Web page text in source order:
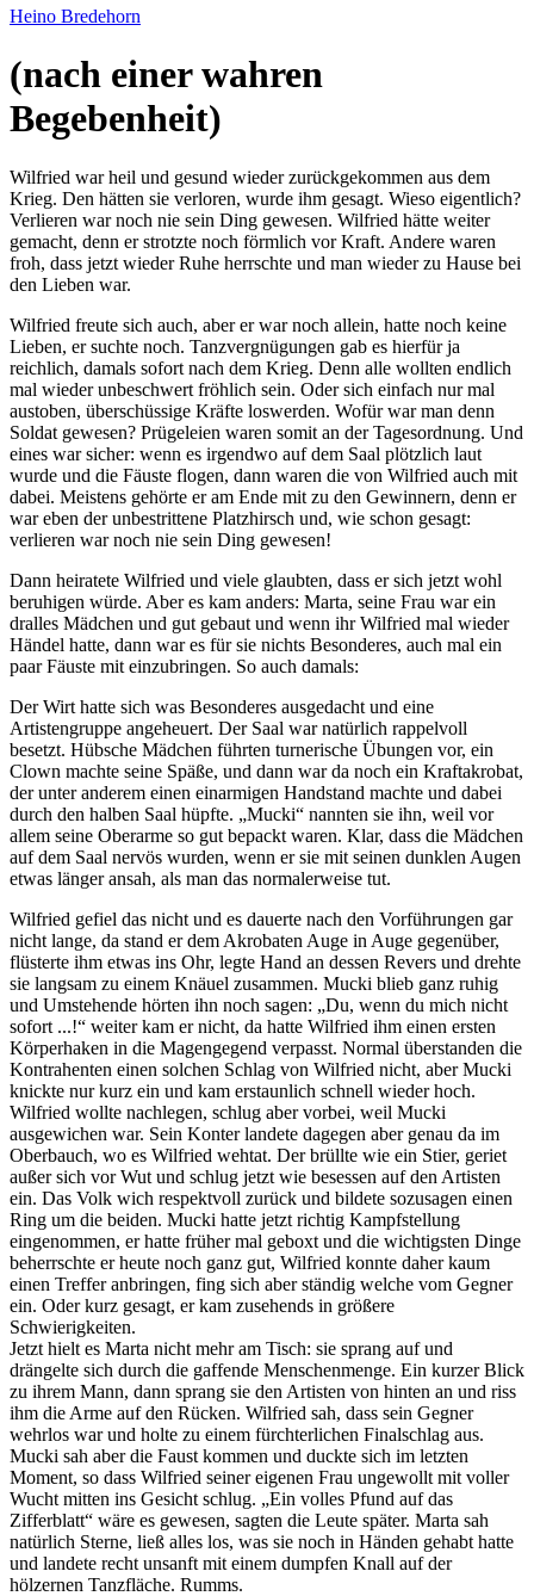
Heino Bredehorn
(nach einer wahren
Begebenheit)
Wilfried war heil und gesund wieder zurückgekommen aus dem
Krieg. Den hätten sie verloren, wurde ihm gesagt. Wieso eigentlich?
Verlieren war noch nie sein Ding gewesen. Wilfried hätte weiter
gemacht, denn er strotzte noch förmlich vor Kraft. Andere waren
froh, dass jetzt wieder Ruhe herrschte und man wieder zu Hause bei
den Lieben war.
Wilfried freute sich auch, aber er war noch allein, hatte noch keine
Lieben, er suchte noch. Tanzvergnügungen gab es hierfür ja
reichlich, damals sofort nach dem Krieg. Denn alle wollten endlich
mal wieder unbeschwert fröhlich sein. Oder sich einfach nur mal
austoben, überschüssige Kräfte loswerden. Wofür war man denn
Soldat gewesen? Prügeleien waren somit an der Tagesordnung. Und
eines war sicher: wenn es irgendwo auf dem Saal plötzlich laut
wurde und die Fäuste flogen, dann waren die von Wilfried auch mit
dabei. Meistens gehörte er am Ende mit zu den Gewinnern, denn er
war eben der unbestrittene Platzhirsch und, wie schon gesagt:
verlieren war noch nie sein Ding gewesen!
Dann heiratete Wilfried und viele glaubten, dass er sich jetzt wohl
beruhigen würde. Aber es kam anders: Marta, seine Frau war ein
dralles Mädchen und gut gebaut und wenn ihr Wilfried mal wieder
Händel hatte, dann war es für sie nichts Besonderes, auch mal ein
paar Fäuste mit einzubringen. So auch damals:
Der Wirt hatte sich was Besonderes ausgedacht und eine
Artistengruppe angeheuert. Der Saal war natürlich rappelvoll
besetzt. Hübsche Mädchen führten turnerische Übungen vor, ein
Clown machte seine Späße, und dann war da noch ein Kraftakrobat,
der unter anderem einen einarmigen Handstand machte und dabei
durch den halben Saal hüpfte.
Mucki
nannten sie ihn, weil vor
allem seine Oberarme so gut bepackt waren. Klar, dass die Mädchen
auf dem Saal nervös wurden, wenn er sie mit seinen dunklen Augen
etwas länger ansah, als man das normalerweise tut.
Wilfried gefiel das nicht und es dauerte nach den Vorführungen gar
nicht lange, da stand er dem Akrobaten Auge in Auge gegenüber,
flüsterte ihm etwas ins Ohr, legte Hand an dessen Revers und drehte
sie langsam zu einem Knäuel zusammen. Mucki blieb ganz ruhig
und Umstehende hörten ihn noch sagen:
Du, wenn du mich nicht
sofort ...!
weiter kam er nicht, da hatte Wilfried ihm einen ersten
Körperhaken in die Magengegend verpasst. Normal überstanden die
Kontrahenten einen solchen Schlag von Wilfried nicht, aber Mucki
knickte nur kurz ein und kam erstaunlich schnell wieder hoch.
Wilfried wollte nachlegen, schlug aber vorbei, weil Mucki
ausgewichen war. Sein Konter landete dagegen aber genau da im
Oberbauch, wo es Wilfried wehtat. Der brüllte wie ein Stier, geriet
außer sich vor Wut und schlug jetzt wie besessen auf den Artisten
ein. Das Volk wich respektvoll zurück und bildete sozusagen einen
Ring um die beiden. Mucki hatte jetzt richtig Kampfstellung
eingenommen, er hatte früher mal geboxt und die wichtigsten Dinge
beherrschte er heute noch ganz gut, Wilfried konnte daher kaum
einen Treffer anbringen, fing sich aber ständig welche vom Gegner
ein. Oder kurz gesagt, er kam zusehends in größere
Schwierigkeiten.
Jetzt hielt es Marta nicht mehr am Tisch: sie sprang auf und
drängelte sich durch die gaffende Menschenmenge. Ein kurzer Blick
zu ihrem Mann, dann sprang sie den Artisten von hinten an und riss
ihm die Arme auf den Rücken. Wilfried sah, dass sein Gegner
wehrlos war und holte zu einem fürchterlichen Finalschlag aus.
Mucki sah aber die Faust kommen und duckte sich im letzten
Moment, so dass Wilfried seiner eigenen Frau ungewollt mit voller
Wucht mitten ins Gesicht schlug.
Ein volles Pfund auf das
Zifferblatt
wäre es gewesen, sagten die Leute später. Marta sah
natürlich Sterne, ließ alles los, was sie noch in Händen gehabt hatte
und landete recht unsanft mit einem dumpfen Knall auf der
hölzernen Tanzfläche. Rumms.